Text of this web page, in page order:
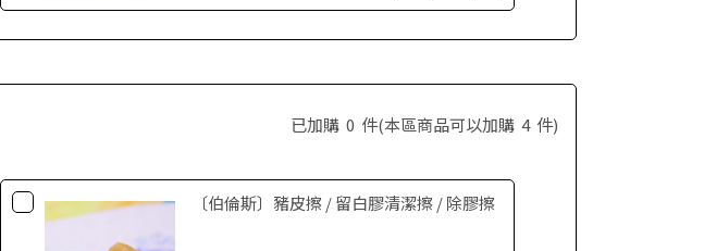
已加購 0 件(本區商品可以加購 4件)
〔伯倫斯〕豬皮擦 / 留白膠清潔擦 / 除膠擦